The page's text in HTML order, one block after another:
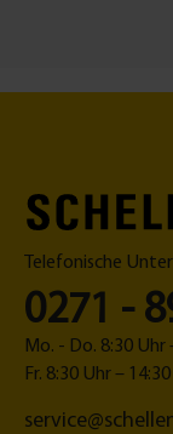
Telefonische
0271 -
Mo. - Do. 8:30 Uhr
Fr. 8:30 Uhr –